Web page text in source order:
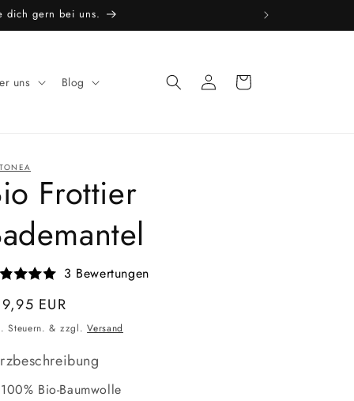
dich gern bei uns.
uns Blog EinloggenWarenkorb
Frottier
3 Bewertungen
EUR
Steuern. & zzgl.Versand
100% Bio-Baumwolle